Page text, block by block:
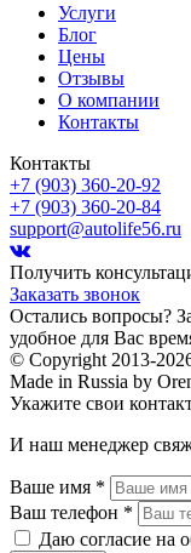
Услуги
Блог
Цены
Отзывы
О компании
Контакты
Контакты
+7 (903) 360-20-92
+7 (903) 360-20-84
support@autolife56.ru
Получить
Заказать звонок
Остались вопросы?
удобное для Вас
© Copyright 2013-
Made in Russia by
Укажите свои
И наш менеджер
Ваше имя *
Ваш телефон *
Даю согласие на